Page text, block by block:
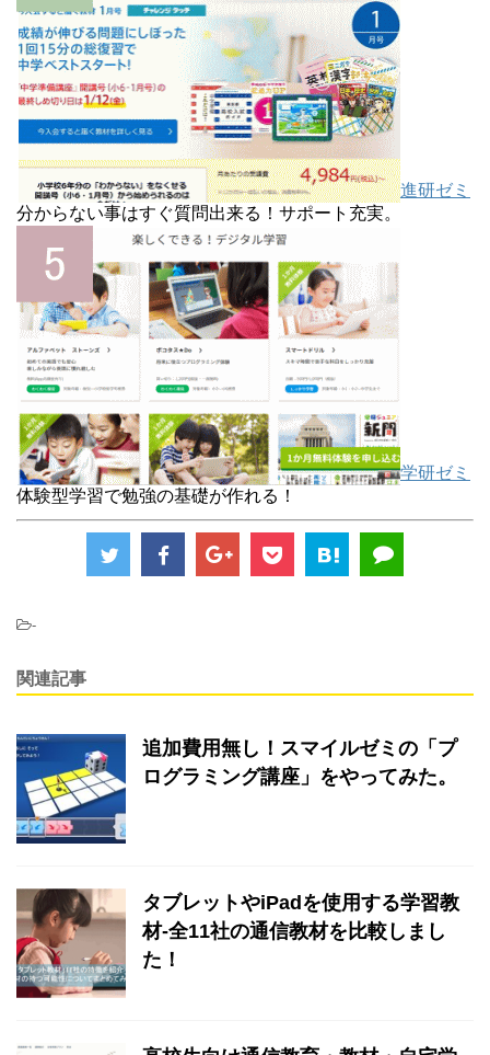
進研ゼミ
分からない事はすぐ質問出来る！サポート充実。
学研ゼミ
体験型学習で勉強の基礎が作れる！
-
関連記事
追加費用無し！スマイルゼミの「プ
ログラミング講座」をやってみた。
タブレットやiPadを使用する学習教
材-全11社の通信教材を比較しまし
た！